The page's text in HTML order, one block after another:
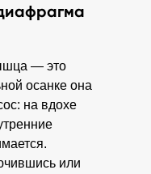
— это
осанке она
на вдохе
или